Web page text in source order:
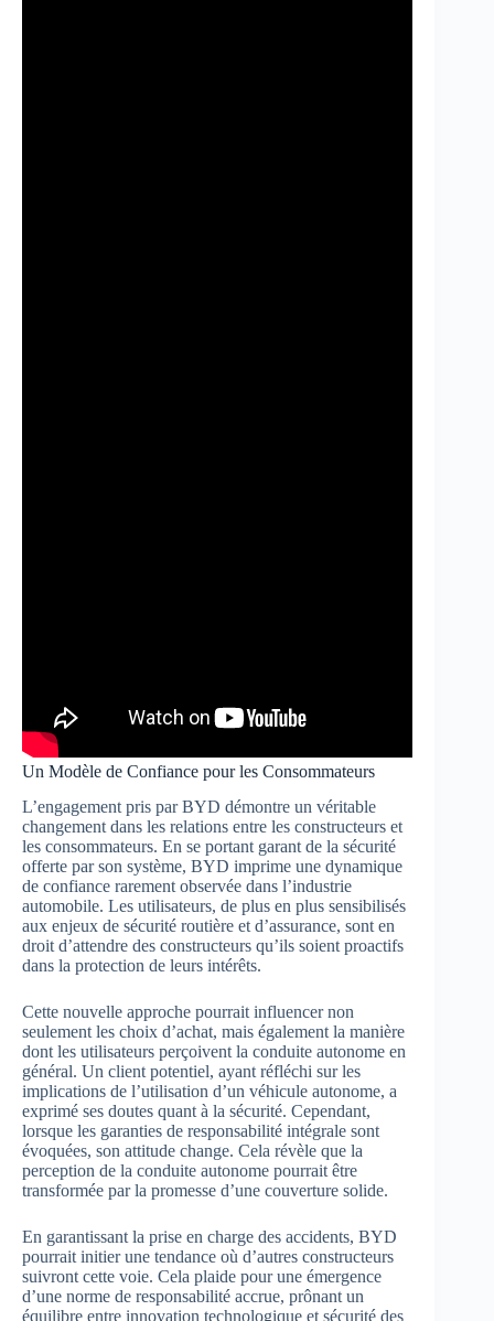
Un Modèle de Confiance pour les Consommateurs
L’engagement pris par BYD démontre un véritable
changement dans les relations entre les constructeurs et
les consommateurs. En se portant garant de la sécurité
offerte par son système, BYD imprime une dynamique
de confiance rarement observée dans l’industrie
automobile. Les utilisateurs, de plus en plus sensibilisés
aux enjeux de sécurité routière et d’assurance, sont en
droit d’attendre des constructeurs qu’ils soient proactifs
dans la protection de leurs intérêts.
Cette nouvelle approche pourrait influencer non
seulement les choix d’achat, mais également la manière
dont les utilisateurs perçoivent la conduite autonome en
général. Un client potentiel, ayant réfléchi sur les
implications de l’utilisation d’un véhicule autonome, a
exprimé ses doutes quant à la sécurité. Cependant,
lorsque les garanties de responsabilité intégrale sont
évoquées, son attitude change. Cela révèle que la
perception de la conduite autonome pourrait être
transformée par la promesse d’une couverture solide.
En garantissant la prise en charge des accidents, BYD
pourrait initier une tendance où d’autres constructeurs
suivront cette voie. Cela plaide pour une émergence
d’une norme de responsabilité accrue, prônant un
équilibre entre innovation technologique et sécurité des